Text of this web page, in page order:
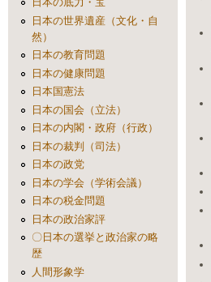
日本の世界遺産（文化・自
然）
日本の教育問題
日本の健康問題
日本国憲法
日本の国会（立法）
日本の内閣・政府（行政）
日本の裁判（司法）
日本の政党
日本の学会（学術会議）
日本の税金問題
日本の政治家評
〇日本の選挙と政治家の略
歴
人間形象学